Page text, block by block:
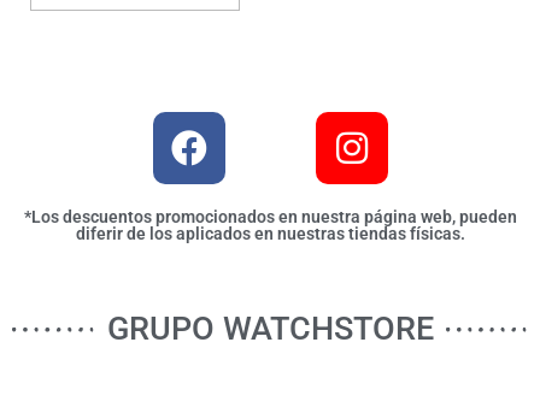
*Los descuentos promocionados en nuestra página web, pueden
diferir de los aplicados en nuestras tiendas físicas.
GRUPO WATCHSTORE